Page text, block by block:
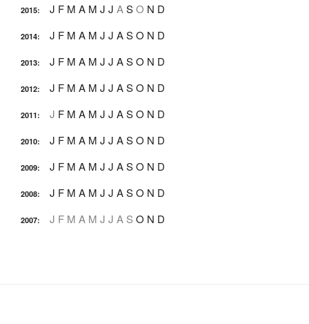
2015: J F M A M J J ASO N D
2014: J F M A M J J ASO N D
2013: J F M A M J J ASO N D
2012: J F M A M J J ASO N D
2011: J F M A M J J ASO N D
2010: J F M A M J J ASO N D
2009: J F M A M J J ASO N D
2008: J F M A M J J ASO N D
2007: J F M A M J J A S O N D